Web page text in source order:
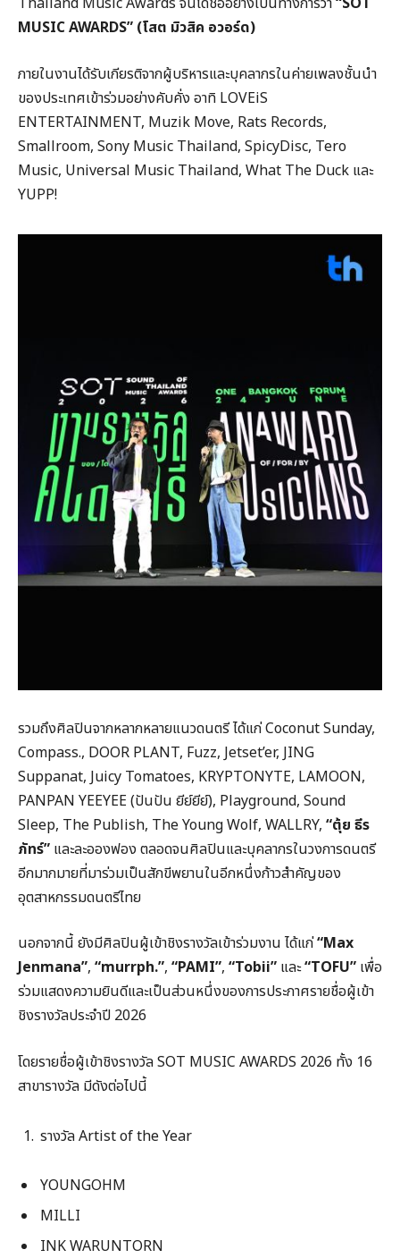
MUSIC AWARDS” (โสต มิวสิค อวอร์ด)
ภายในงานได้รับเกียรติจากผู้บริหารและบุคลากรในค่ายเพลงชั้นนำ
ของประเทศเข้าร่วมอย่างคับคั่ง อาทิ LOVEiS
ENTERTAINMENT, Muzik Move, Rats Records,
Smallroom, Sony Music Thailand, SpicyDisc, Tero
Music, Universal Music Thailand, What The Duck และ
YUPP!
รวมถึงศิลปินจากหลากหลายแนวดนตรี ได้แก่ Coconut Sunday,
Compass., DOOR PLANT, Fuzz, Jetset’er, JING
Suppanat, Juicy Tomatoes, KRYPTONYTE, LAMOON,
PANPAN YEEYEE (ปันปัน ยีย์ยีย์), Playground, Sound
Sleep, The Publish, The Young Wolf, WALLRY, “ตุ้ย ธีร
ภัทร์” และละอองฟอง ตลอดจนศิลปินและบุคลากรในวงการดนตรี
อีกมากมายที่มาร่วมเป็นสักขีพยานในอีกหนึ่งก้าวสำคัญของ
อุตสาหกรรมดนตรีไทย
นอกจากนี้ ยังมีศิลปินผู้เข้าชิงรางวัลเข้าร่วมงาน ได้แก่“Max
Jenmana”, “murrph.”, “PAMI”, “Tobii” และ“TOFU” เพื่อ
ร่วมแสดงความยินดีและเป็นส่วนหนึ่งของการประกาศรายชื่อผู้เข้า
ชิงรางวัลประจำปี 2026
โดยรายชื่อผู้เข้าชิงรางวัล SOT MUSIC AWARDS 2026 ทั้ง 16
สาขารางวัล มีดังต่อไปนี้
รางวัล Artist of the Year
YOUNGOHM
MILLI
INK WARUNTORN